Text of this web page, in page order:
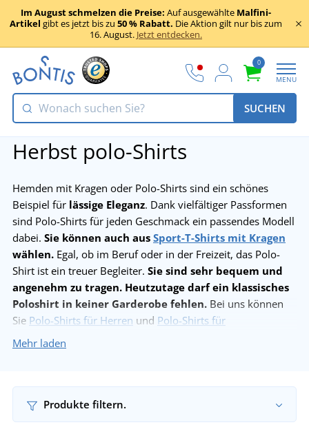
Im August schmelzen die Preise: Auf ausgewählte Malfini-
Artikel gibt es jetzt bis zu 50 % Rabatt. Die Aktion gilt nur bis zum
16. August. Jetzt entdecken.
0
MENU
SUCHEN
Herbst polo-Shirts
Hemden mit Kragen oder Polo-Shirts sind ein schönes
Beispiel für lässige Eleganz. Dank vielfältiger Passformen
sind Polo-Shirts für jeden Geschmack ein passendes Modell
dabei. Sie können auch aus Sport-T-Shirts mit Kragen
wählen. Egal, ob im Beruf oder in der Freizeit, das Polo-
Shirt ist ein treuer Begleiter. Sie sind sehr bequem und
angenehm zu tragen. Heutzutage darf ein klassisches
Poloshirt in keiner Garderobe fehlen. Bei uns können
Sie Polo-Shirts für Herren und Polo-Shirts für
Damen
erwerben, und wir haben auch welche für
Mehr laden
Produkte filtern.